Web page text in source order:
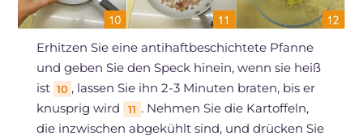
Erhitzen Sie eine antihaftbeschichtete Pfanne
und geben Sie den Speck hinein, wenn sie heiß
ist 10 , lassen Sie ihn 2-3 Minuten braten, bis er
knusprig wird
11 . Nehmen Sie die Kartoffeln,
die inzwischen abgekühlt sind, und drücken Sie